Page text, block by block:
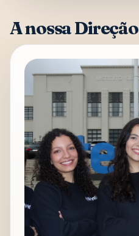
A nossa Direção